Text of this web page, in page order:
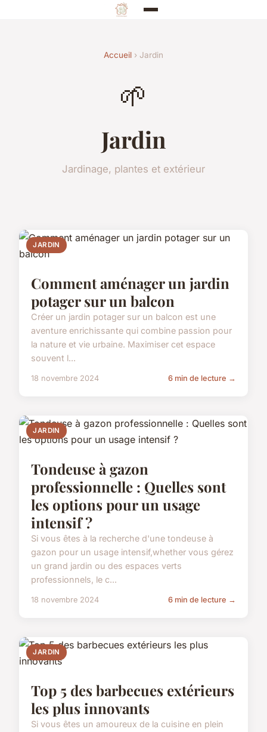
Accueil › Jardin
🌱
Jardin
Jardinage, plantes et extérieur
JARDIN
Comment aménager un jardin
potager sur un balcon
Créer un jardin potager sur un balcon est une
aventure enrichissante qui combine passion pour
la nature et vie urbaine. Maximiser cet espace
souvent l...
18 novembre 2024 6 min de lecture →
JARDIN
Tondeuse à gazon
professionnelle : Quelles sont
les options pour un usage
intensif ?
Si vous êtes à la recherche d'une tondeuse à
gazon pour un usage intensif,whether vous gérez
un grand jardin ou des espaces verts
professionnels, le c...
18 novembre 2024 6 min de lecture →
JARDIN
Top 5 des barbecues extérieurs
les plus innovants
Si vous êtes un amoureux de la cuisine en plein